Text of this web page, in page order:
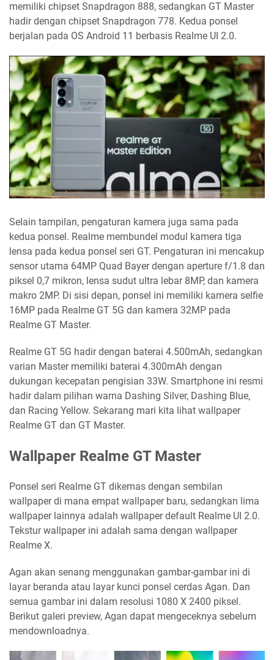
memiliki chipset Snapdragon 888, sedangkan GT Master
hadir dengan chipset Snapdragon 778. Kedua ponsel
berjalan pada OS Android 11 berbasis Realme UI 2.0.
Selain tampilan, pengaturan kamera juga sama pada
kedua ponsel. Realme membundel modul kamera tiga
lensa pada kedua ponsel seri GT. Pengaturan ini mencakup
sensor utama 64MP Quad Bayer dengan aperture f/1.8 dan
piksel 0,7 mikron, lensa sudut ultra lebar 8MP, dan kamera
makro 2MP. Di sisi depan, ponsel ini memiliki kamera selfie
16MP pada Realme GT 5G dan kamera 32MP pada
Realme GT Master.
Realme GT 5G hadir dengan baterai 4.500mAh, sedangkan
varian Master memiliki baterai 4.300mAh dengan
dukungan kecepatan pengisian 33W. Smartphone ini resmi
hadir dalam pilihan warna Dashing Silver, Dashing Blue,
dan Racing Yellow. Sekarang mari kita lihat wallpaper
Realme GT dan GT Master.
Wallpaper Realme GT Master
Ponsel seri Realme GT dikemas dengan sembilan
wallpaper di mana empat wallpaper baru, sedangkan lima
wallpaper lainnya adalah wallpaper default Realme UI 2.0.
Tekstur wallpaper ini adalah sama dengan wallpaper
Realme X.
Agan akan senang menggunakan gambar-gambar ini di
layar beranda atau layar kunci ponsel cerdas Agan. Dan
semua gambar ini dalam resolusi 1080 X 2400 piksel.
Berikut galeri preview, Agan dapat mengeceknya sebelum
mendownloadnya.